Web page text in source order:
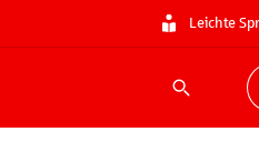
Leichte
Suche